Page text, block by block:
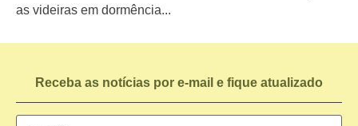
as videiras em dormência...
Receba as notícias por e-mail e fique atualizado